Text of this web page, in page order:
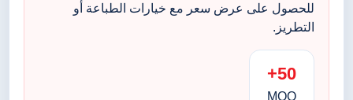
للحصول على عرض سعر مع خيارات الطباعة أو
التطريز.
50+
MOQ